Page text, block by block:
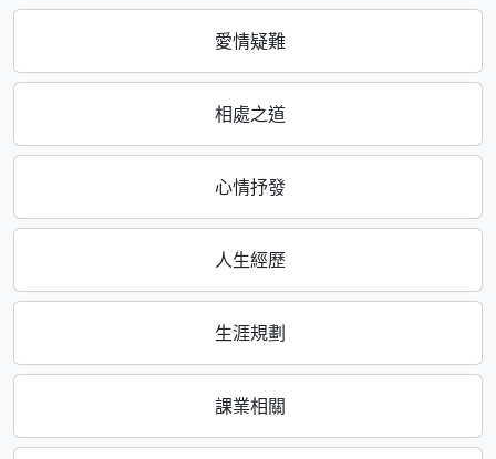
愛情疑難
相處之道
心情抒發
人生經歷
生涯規劃
課業相關